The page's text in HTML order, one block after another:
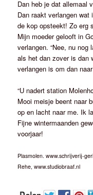
Dan heb je dat allemaal
Dan raakt verlangen
de kop opsteekt! Zo erg
Mijn moeder gelooft in
verlangen. “Nee, nu nog
als het dan zover is dan
verlangen is om dan
“U nadert station
Mooi meisje beent naar
op en lacht naar me. Ik
Fijne wintermaanden
voorjaar!
Plasmolen. www.schrijverij-
Rehe, www.studiobraaf.nl